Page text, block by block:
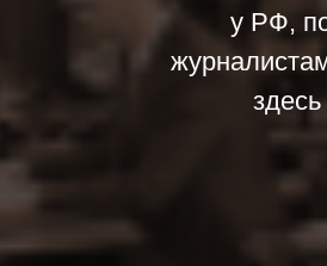
у РФ,
здесь